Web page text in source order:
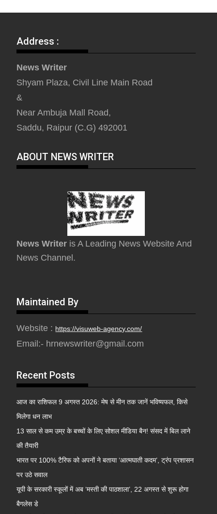
Address :
News Writer
Shyam Plaza, Civil Line Main Road
&
Near Ambuja Mall Road,
Saddu, Raipur (C.G) 492001
ABOUT NEWS WRITER
News Writer is A Leading News Website And
News Channel.
Maintained By
Website : https://visuweb-agency.com/
Email:- hrnewswriter@gmail.com
Recent Posts
आज का राशिफल 9 अगस्त 2026: मेष से मीन तक जानें भविष्यफल, किसे
मिलेगा धन लाभ
13 साल से कम उम्र के बच्चों के लिए सोशल मीडिया बैन! संसद में बिल लाने
की तैयारी
भारत पर 100% टैरिफ को अपनों ने बताया ‘आत्मघाती कदम’, ट्रंप प्रशासन
पर उठे सवाल
यूपी के सरकारी स्कूलों में अब ‘मस्ती की पाठशाला’, 22 अगस्त से शुरू होगा
बैगलेस डे